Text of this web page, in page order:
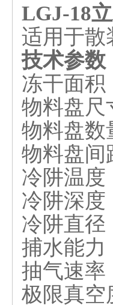
LGJ-18
适用于散
技术参数
冻干面积
物料盘尺
物料盘数
物料盘间
冷阱温
冷阱深度
冷阱直径
捕水能力
抽气速率
极限真空